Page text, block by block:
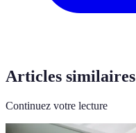
Articles similaires
Continuez votre lecture